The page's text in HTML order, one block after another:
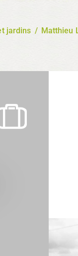
jardins / Matthieu